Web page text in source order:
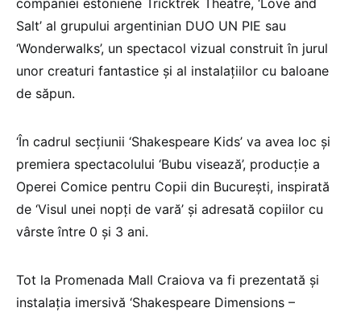
companiei estoniene Tricktrek Theatre, ‘Love and
Salt’ al grupului argentinian DUO UN PIE sau
‘Wonderwalks’, un spectacol vizual construit în jurul
unor creaturi fantastice şi al instalaţiilor cu baloane
de săpun.
‘În cadrul secţiunii ‘Shakespeare Kids’ va avea loc şi
premiera spectacolului ‘Bubu visează’, producţie a
Operei Comice pentru Copii din Bucureşti, inspirată
de ‘Visul unei nopţi de vară’ şi adresată copiilor cu
vârste între 0 şi 3 ani.
Tot la Promenada Mall Craiova va fi prezentată şi
instalaţia imersivă ‘Shakespeare Dimensions –